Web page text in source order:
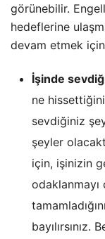
görünebilir.
hedeflerine
devam etmek
İşinde
ne
sevdiğiniz
şeyler
için, işinizin